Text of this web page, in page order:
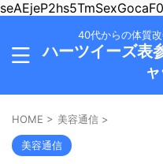
40代からの体質
ハーツイーズ表
HOME > 美容通信 >
美容通信